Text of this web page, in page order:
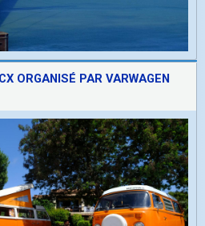
ORGANISÉ PAR VARWAGEN